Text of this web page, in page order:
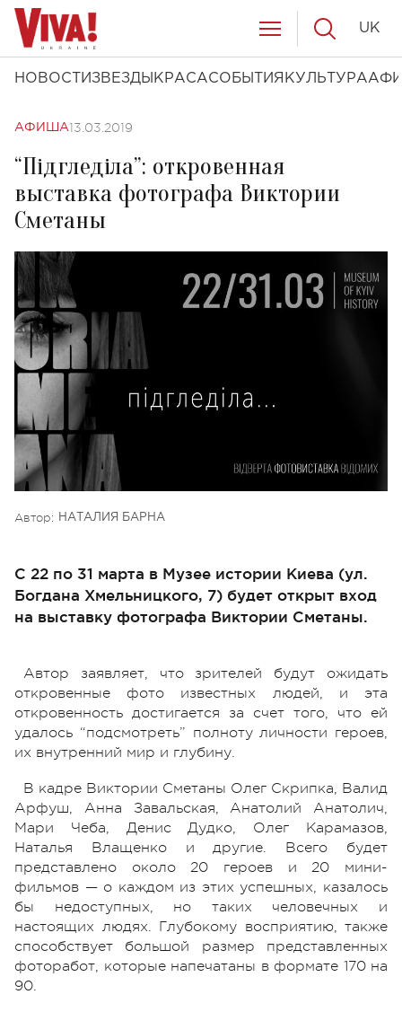
НОВОСТИ ЗВЕЗДЫ КРАСАСОБЫТИЯ КУЛЬТУРА
UK
АФИША13.03.2019
“Підгледіла”: откровенная
выставка фотографа Виктории
Сметаны
Автор: НАТАЛИЯ БАРНА
С 22 по 31 марта в Музее истории Киева (ул.
Богдана Хмельницкого, 7) будет открыт вход
на выставку фотографа Виктории Сметаны.
Автор заявляет, что зрителей будут ожидать
откровенные фото известных людей, и эта
откровенность достигается за счет того, что ей
удалось “подсмотреть” полноту личности героев,
их внутренний мир и глубину.
В кадре Виктории Сметаны Олег Скрипка, Валид
Арфуш, Анна Завальская, Анатолий Анатолич,
Мари Чеба, Денис Дудко, Олег Карамазов,
Наталья Влащенко и другие. Всего будет
представлено около 20 героев и 20 мини-
фильмов — о каждом из этих успешных, казалось
бы недоступных, но таких человечных и
настоящих людях. Глубокому восприятию, также
способствует большой размер представленных
фоторабот, которые напечатаны в формате 170 на
90.